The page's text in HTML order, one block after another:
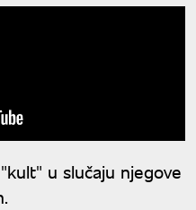
u slučaju njegove